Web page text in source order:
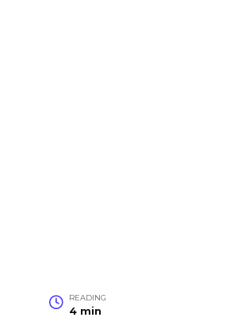
READING
4 min